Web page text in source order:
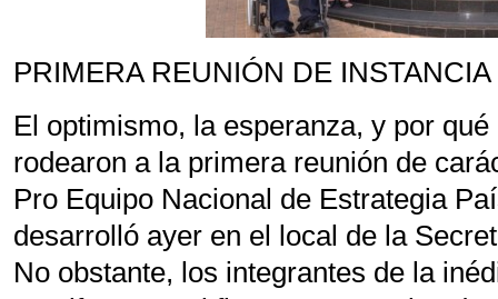
PRIMERA REUNIÓN DE
El optimismo, la esperanza, y por
rodearon a la primera reunión de
Pro Equipo Nacional de Estrategia
desarrolló ayer en el local de la
No obstante, los integrantes de la